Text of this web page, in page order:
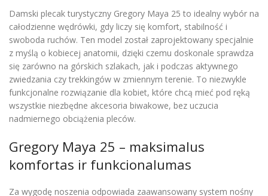
Damski plecak turystyczny Gregory Maya 25 to idealny wybór na
całodzienne wędrówki, gdy liczy się komfort, stabilność i
swoboda ruchów. Ten model został zaprojektowany specjalnie
z myślą o kobiecej anatomii, dzięki czemu doskonale sprawdza
się zarówno na górskich szlakach, jak i podczas aktywnego
zwiedzania czy trekkingów w zmiennym terenie. To niezwykle
funkcjonalne rozwiązanie dla kobiet, które chcą mieć pod ręką
wszystkie niezbędne akcesoria biwakowe, bez uczucia
nadmiernego obciążenia pleców.
Gregory Maya 25 – maksimalus
komfortas ir funkcionalumas
Za wygodę noszenia odpowiada zaawansowany system nośny